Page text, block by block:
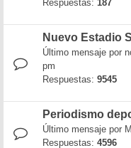
Respuestas: 187
Nuevo Estadio
Último mensaje por
pm
Respuestas: 9545
Periodismo
Último mensaje por
Respuestas: 4596